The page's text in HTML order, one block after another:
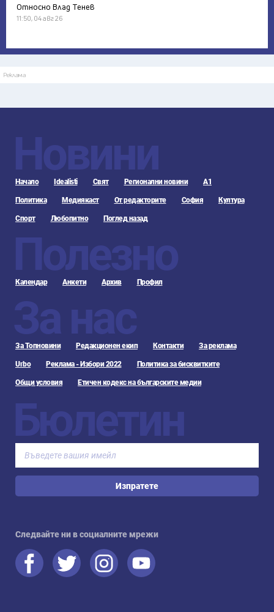
Относно Влад Тенев
11:50, 04 авг 26
Реклама
Новини
Начало Idealisti Свят Регионални новини А1
Политика Медиякаст От редакторите София Култура
Спорт Любопитно Поглед назад
Полезно
Календар Анкети Архив Профил
За нас
За Топновини Редакционен екип Контакти За реклама
Urbo Реклама - Избори 2022 Политика за бисквитките
Общи условия Етичен кодекс на българските медии
Бюлетин
Изпратете
Следвайте ни в социалните мрежи